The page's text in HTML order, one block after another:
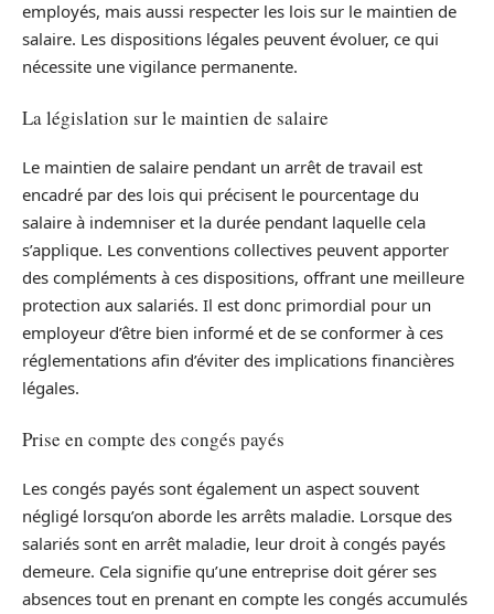
employés, mais aussi respecter les lois sur le maintien de
salaire. Les dispositions légales peuvent évoluer, ce qui
nécessite une vigilance permanente.
La législation sur le maintien de salaire
Le maintien de salaire pendant un arrêt de travail est
encadré par des lois qui précisent le pourcentage du
salaire à indemniser et la durée pendant laquelle cela
s’applique. Les conventions collectives peuvent apporter
des compléments à ces dispositions, offrant une meilleure
protection aux salariés. Il est donc primordial pour un
employeur d’être bien informé et de se conformer à ces
réglementations afin d’éviter des implications financières
légales.
Prise en compte des congés payés
Les congés payés sont également un aspect souvent
négligé lorsqu’on aborde les arrêts maladie. Lorsque des
salariés sont en arrêt maladie, leur droit à congés payés
demeure. Cela signifie qu’une entreprise doit gérer ses
absences tout en prenant en compte les congés accumulés